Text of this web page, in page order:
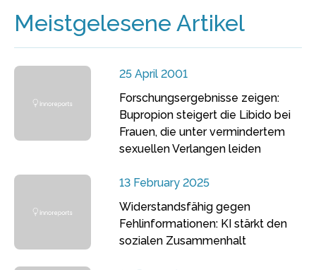
Meistgelesene Artikel
25 April 2001
Forschungsergebnisse zeigen:
Bupropion steigert die Libido bei
Frauen, die unter vermindertem
sexuellen Verlangen leiden
13 February 2025
Widerstandsfähig gegen
Fehlinformationen: KI stärkt den
sozialen Zusammenhalt